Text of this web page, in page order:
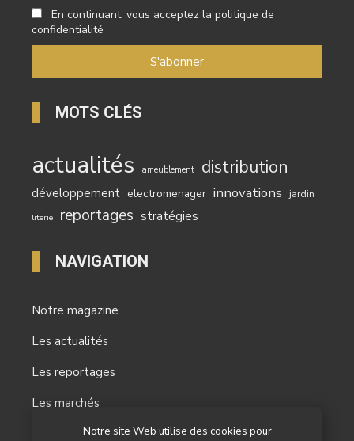
Notre site Web utilise des cookies pour
En continuant, vous acceptez la politique de
confidentialité
MOTS CLÉS
actualités ameublement distribution
développement electromenager innovations jardin
literie reportages stratégies
NAVIGATION
Notre magazine
Les actualités
Les reportages
Les marchés